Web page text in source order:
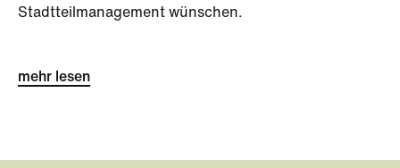
Stadtteilmanagement wünschen.
mehr lesen